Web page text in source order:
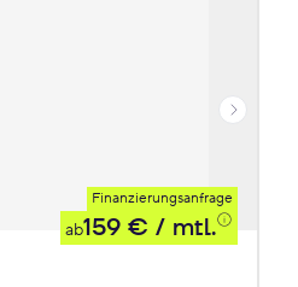
Finanzierungsanfrage
ab159 € / mtl.